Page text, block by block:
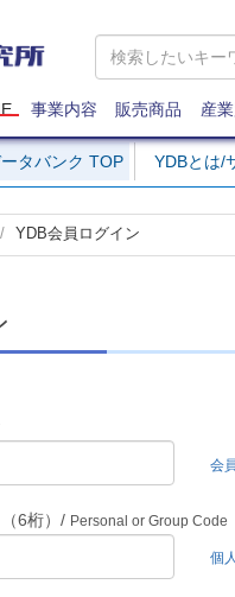
事業内容 販売商品 産
タバンク TOP YDBとは/
YDB会員ログイン
会
6桁）/ Personal or Group Code
個